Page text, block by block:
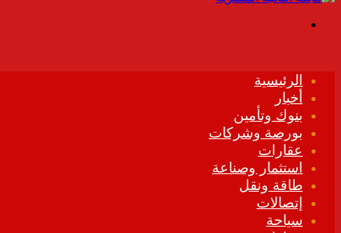
الرئيسية
أخبار
بنوك وتأمين
بورصة وشركات
عقارات
استثمار وصناعة
طاقة ونقل
إتصالات
سياحة